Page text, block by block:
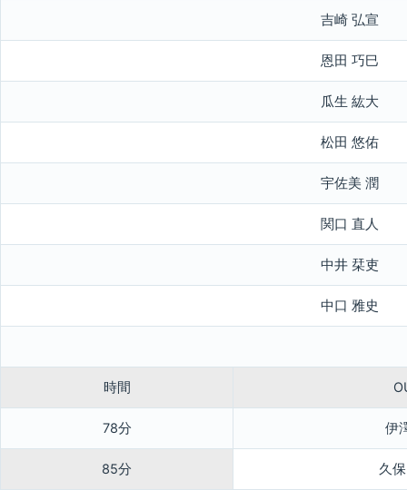
吉崎 弘宣
恩田 巧巳
瓜生 紘大
松田 悠佑
宇佐美 潤
関口 直人
中井 栞吏
中口 雅史
時間
78分 伊
85分 久